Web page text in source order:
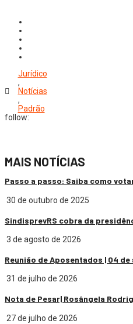
Jurídico
,
Notícias
,
Padrão
follow:
MAIS NOTÍCIAS
Passo a passo: Saiba como
30 de outubro de 2025
SindisprevRS cobra da
3 de agosto de 2026
Reunião de Aposentados | 04
31 de julho de 2026
Nota de Pesar| Rosângela
27 de julho de 2026